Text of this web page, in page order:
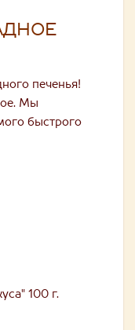
печенья!
Мы
быстрого
100 г.